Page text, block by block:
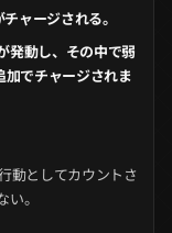
ャージされる。
発動し、その中で弱
加でチャージされま
動としてカウントさ
。